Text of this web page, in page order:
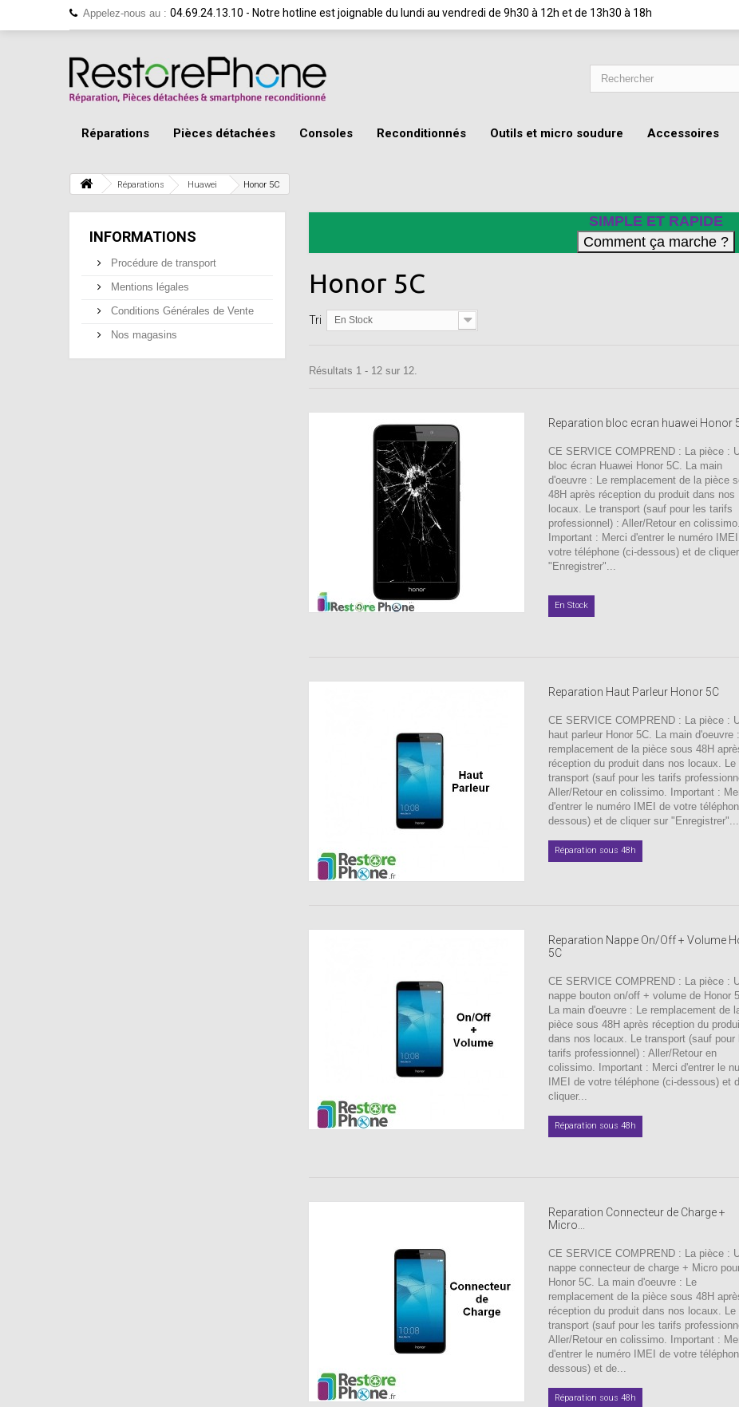
Appelez-nous au : 04.69.24.13.10 - Notre hotline est joignable du lundi au vendredi de 9h30 à 12h et de 13h30 à 18h
Réparations Pièces détachées Consoles Reconditionnés Outils et micro soudure Accessoires
Réparations Huawei Honor 5C
INFORMATIONS
Procédure de transport
Mentions légales
Conditions Générales de Vente
Nos magasins
SIMPLE ET RAPIDE
Honor 5C
Tri En Stock
Résultats 1 - 12 sur 12.
Reparation bloc ecran huawei Honor
CE SERVICE COMPREND : La pièce :
bloc écran Huawei Honor 5C. La main
d'oeuvre : Le remplacement de la pièce
48H après réception du produit dans nos
locaux. Le transport (sauf pour les tarifs
professionnel) : Aller/Retour en colissimo.
Important : Merci d'entrer le numéro
votre téléphone (ci-dessous) et de
"Enregistrer"...
En Stock
Reparation Haut Parleur Honor 5C
CE SERVICE COMPREND : La pièce :
haut parleur Honor 5C. La main d'oeuvre
remplacement de la pièce sous 48H
réception du produit dans nos locaux. Le
transport (sauf pour les tarifs
Aller/Retour en colissimo. Important :
d'entrer le numéro IMEI de votre
dessous) et de cliquer sur "Enregistrer"...
Réparation sous 48h
Reparation Nappe On/Off + Volume
5C
CE SERVICE COMPREND : La pièce :
nappe bouton on/off + volume de Honor
La main d'oeuvre : Le remplacement de
pièce sous 48H après réception du
dans nos locaux. Le transport (sauf pour
tarifs professionnel) : Aller/Retour en
colissimo. Important : Merci d'entrer le
IMEI de votre téléphone (ci-dessous) et
cliquer...
Réparation sous 48h
Reparation Connecteur de Charge +
Micro...
CE SERVICE COMPREND : La pièce :
nappe connecteur de charge + Micro
Honor 5C. La main d'oeuvre : Le
remplacement de la pièce sous 48H
réception du produit dans nos locaux. Le
transport (sauf pour les tarifs
Aller/Retour en colissimo. Important :
d'entrer le numéro IMEI de votre
dessous) et de...
Réparation sous 48h